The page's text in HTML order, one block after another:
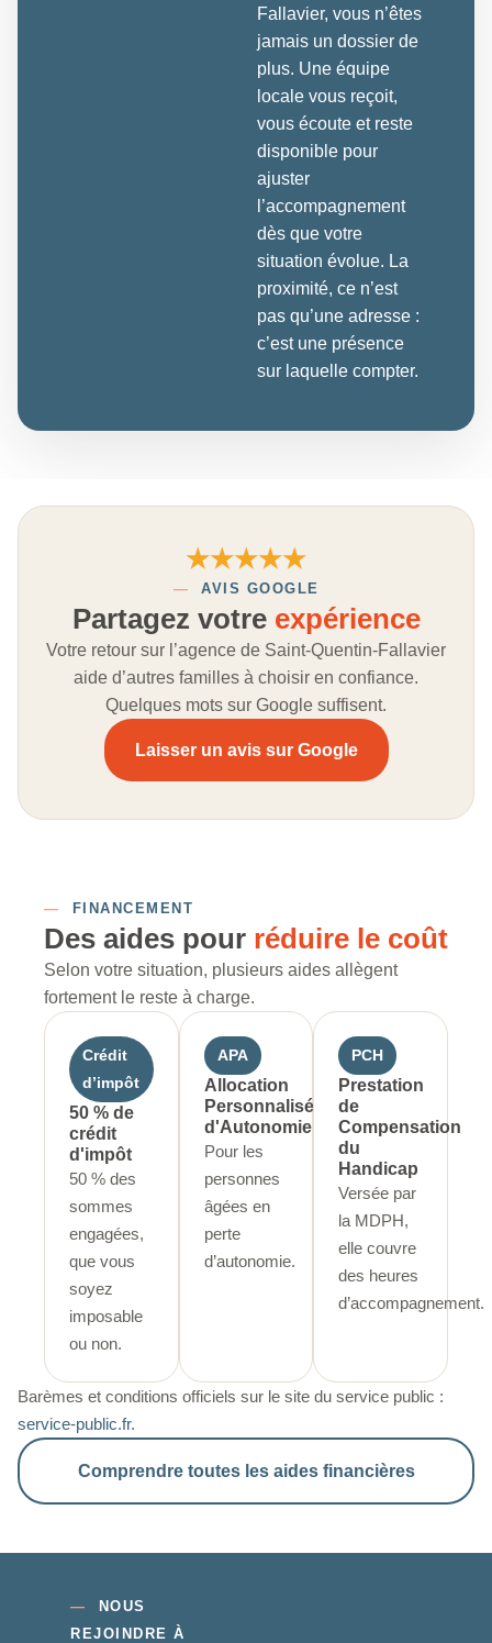
Fallavier, vous n’êtes
jamais un dossier de
plus. Une équipe
locale vous reçoit,
vous écoute et reste
disponible pour
ajuster
l’accompagnement
dès que votre
situation évolue. La
proximité, ce n’est
pas qu’une adresse :
c’est une présence
sur laquelle compter.
★★★★★
— AVIS GOOGLE
Partagez votre expérience
Votre retour sur l’agence de Saint-Quentin-Fallavier
aide d’autres familles à choisir en confiance.
Quelques mots sur Google suffisent.
Laisser un avis sur Google
— FINANCEMENT
Des aides pour réduire le coût
Selon votre situation, plusieurs aides allègent
fortement le reste à charge.
Crédit
d’impôt
50 % de
crédit
d'impôt
50 % des
sommes
engagées,
que vous
soyez
imposable
ou non.
APA
Allocation
Personnalisée
d'Autonomie
Pour les
personnes
âgées en
perte
d’autonomie.
PCH
Prestation
de
Compensation
du
Handicap
Versée par
la MDPH,
elle couvre
des heures
d’accompagnement.
Barèmes et conditions officiels sur le site du service public :
service-public.fr.
Comprendre toutes les aides financières
— NOUS
REJOINDRE À